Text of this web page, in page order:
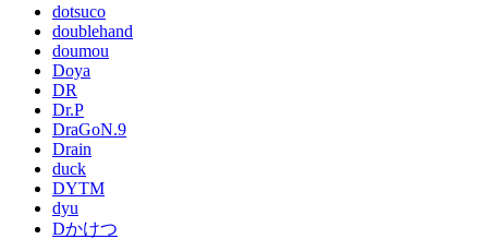
dotsuco
doublehand
doumou
Doya
DR
Dr.P
DraGoN.9
Drain
duck
DYTM
dyu
Dかけつ